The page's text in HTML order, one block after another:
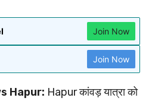
Join Now
Join Now
Hapur: Hapur कांवड़ यात्रा को